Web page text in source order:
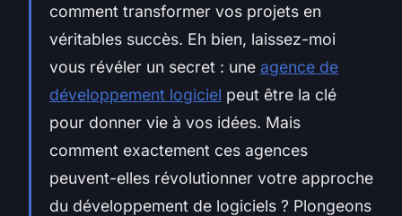
comment transformer vos projets en
véritables succès. Eh bien, laissez-moi
vous révéler un secret : une agence de
développement logiciel peut être la clé
pour donner vie à vos idées. Mais
comment exactement ces agences
peuvent-elles révolutionner votre approche
du développement de logiciels ? Plongeons